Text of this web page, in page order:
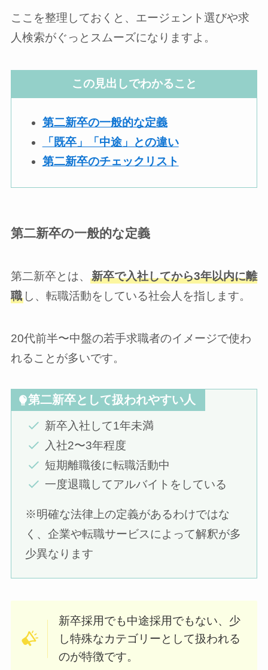
ここを整理しておくと、エージェント選びや求
人検索がぐっとスムーズになりますよ。
この見出しでわかること
第二新卒の一般的な定義
「既卒」「中途」との違い
第二新卒のチェックリスト
第二新卒の一般的な定義
第二新卒とは、 新卒で入社してから3年以内に離
職し、転職活動をしている社会人を指します。
20代前半〜中盤の若手求職者のイメージで使わ
れることが多いです。
第二新卒として扱われやすい人
新卒入社して1年未満
入社2〜3年程度
短期離職後に転職活動中
一度退職してアルバイトをしている
※明確な法律上の定義があるわけではな
く、企業や転職サービスによって解釈が多
少異なります
新卒採用でも中途採用でもない、少
し特殊なカテゴリーとして扱われる
のが特徴です。